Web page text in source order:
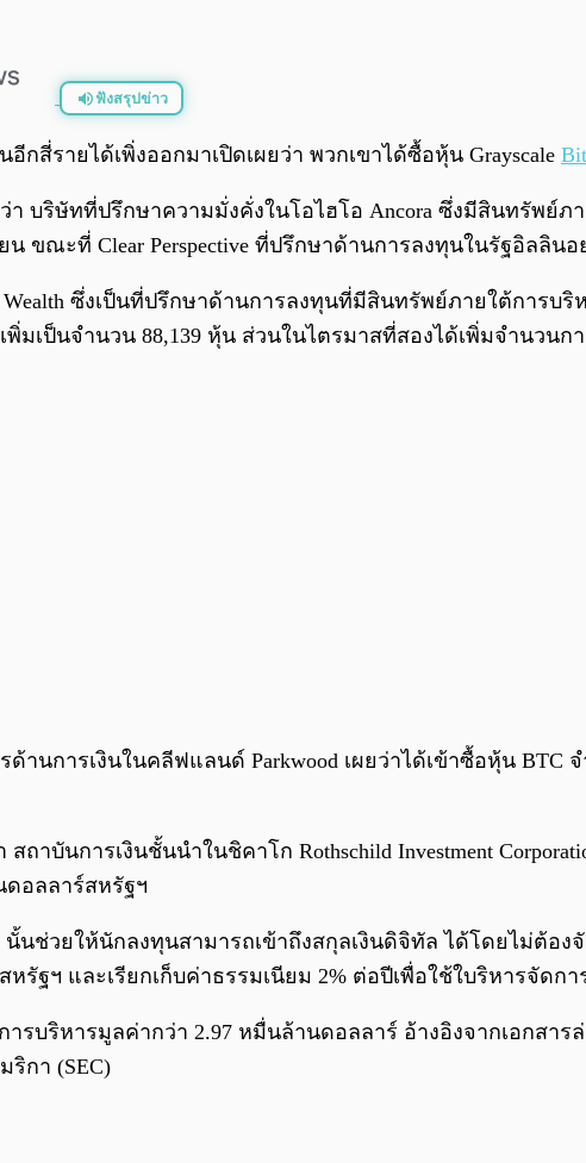
ฟังสรุปข่าว
กสี่รายได้เพิ่งออกมาเปิดเผยว่า พวกเขาได้ซื้อหุ้น Grayscale
า บริษัทที่ปรึกษาความมั่งคั่งในโอไฮโอ Ancora ซึ่งมีสินทรัพย์
น ขณะที่ Clear Perspective ที่ปรึกษาด้านการลงทุนในรัฐอิลลิน
Wealth ซึ่งเป็นที่ปรึกษาด้านการลงทุนที่มีสินทรัพย์ภายใต้กา
มเป็นจำนวน 88,139 หุ้น ส่วนในไตรมาสที่สองได้เพิ่มจำนวนก
านการเงินในคลีฟแลนด์ Parkwood เผยว่าได้เข้าซื้อหุ้น
ถาบันการเงินชั้นนำในชิคาโก Rothschild Investment
ดอลลาร์สหรัฐฯ
นช่วยให้นักลงทุนสามารถเข้าถึงสกุลเงินดิจิทัล ได้โดยไม่ต้อง
รัฐฯ และเรียกเก็บค่าธรรมเนียม 2% ต่อปีเพื่อใช้ใบริหารจัดก
รบริหารมูลค่ากว่า 2.97 หมื่นล้านดอลลาร์ อ้างอิงจากเอกส
กา (SEC)